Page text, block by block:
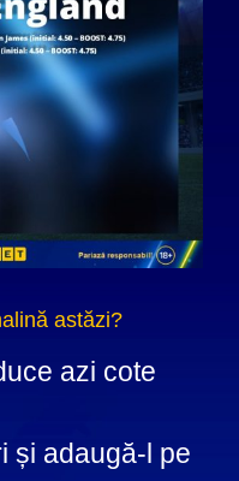
astăzi?
azi cote
și adaugă-l pe